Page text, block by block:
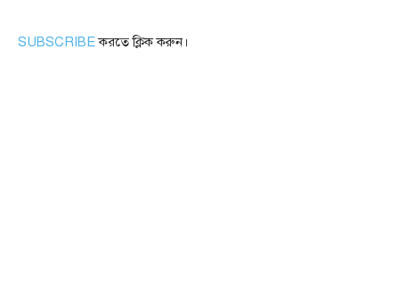
SUBSCRIBEকরতে ক্লিক করুন।